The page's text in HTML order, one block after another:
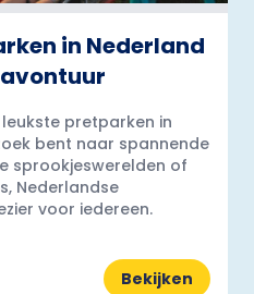
in Nederland
pretparken in
bent naar spannende
sprookjeswerelden of
Nederlandse
voor iedereen.
Bekijken